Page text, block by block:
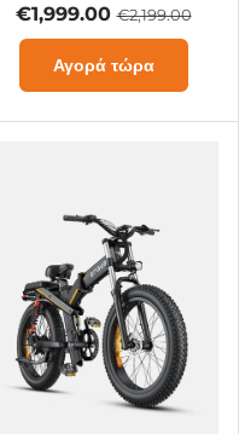
€1,999.00€2,199.00
Αγορά τώρα